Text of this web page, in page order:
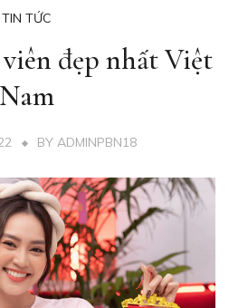
TIN TỨC
đẹp nhất Việt
Nam
BY ADMINPBN18